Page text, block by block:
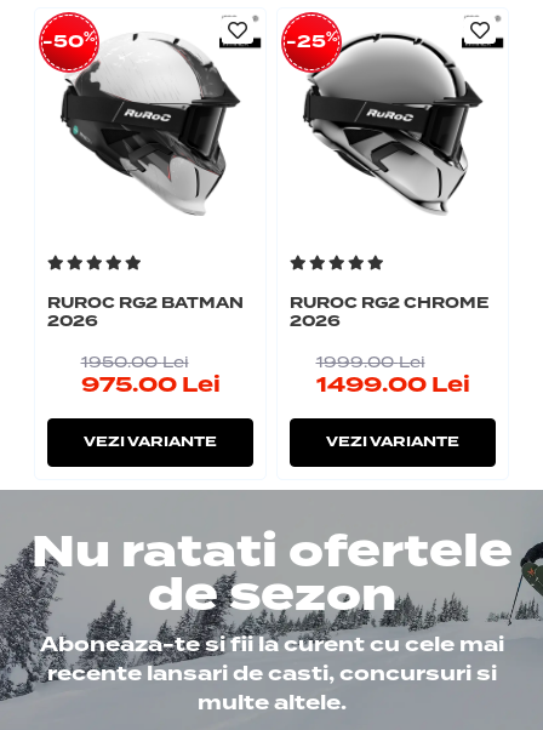
-50%
RUROC RG2 BATMAN
2026
1950.00 Lei
975.00 Lei
VEZI VARIANTE
-25%
RUROC RG2 CHROME
2026
1999.00 Lei
1499.00 Lei
VEZI VARIANTE
Nu ratati ofertele
de sezon
Aboneaza-te si fii la curent cu cele mai
recente lansari de casti, concursuri si
multe altele.